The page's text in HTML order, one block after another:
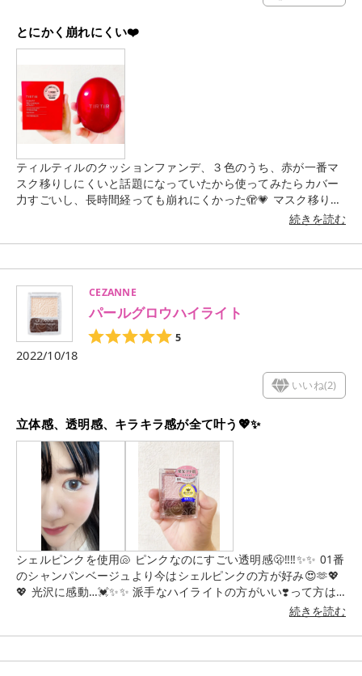
とにかく崩れにくい❤️
ティルティルのクッションファンデ、３色のうち、赤が一番マ
スク移りしにくいと話題になっていたから使ってみたらカバー
力すごいし、長時間経っても崩れにくかった🫣💗 マスク移りも
ないかも🥺 一番明るい色を選んでも首との差が分かるくらいか
続きを読む
CEZANNE
パールグロウハイライト
5
2022/10/18
いいね(2)
立体感、透明感、キラキラ感が全て叶う💖✨
シェルピンクを使用🐚 ピンクなのにすごい透明感🫢‼️‼️✨✨ 01番
のシャンパンベージュより今はシェルピンクの方が好み😍🫶💖
💖 光沢に感動…💓✨✨ 派手なハイライトの方がいい❣️って方は
続きを読む